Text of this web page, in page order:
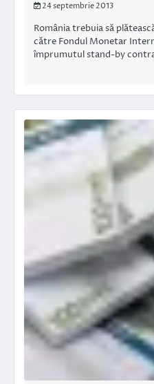
24 septembrie 2013
România trebuia să
către Fondul Monetar
împrumutul stand-by